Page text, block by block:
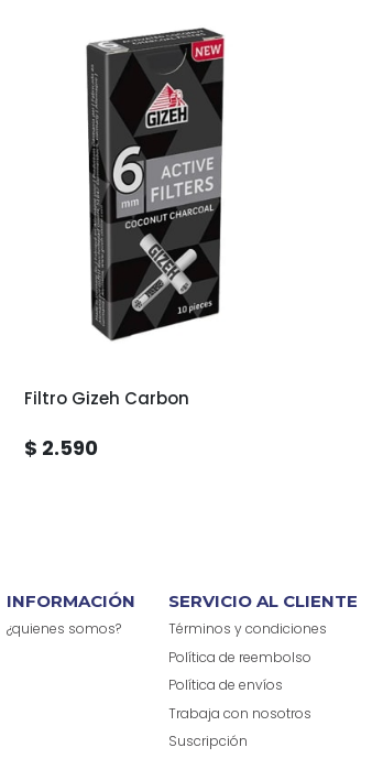
Filtro Gizeh Carbon
$ 2.590
INFORMACIÓN
¿quienes somos?
SERVICIO AL CLIENTE
Términos y condiciones
Política de reembolso
Política de envíos
Trabaja con nosotros
Suscripción